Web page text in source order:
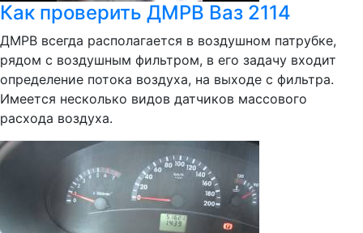
Как проверить ДМРВ Ваз 2114
ДМРВ всегда располагается в воздушном патрубке,
рядом с воздушным фильтром, в его задачу входит
определение потока воздуха, на выходе с фильтра.
Имеется несколько видов датчиков массового
расхода воздуха.